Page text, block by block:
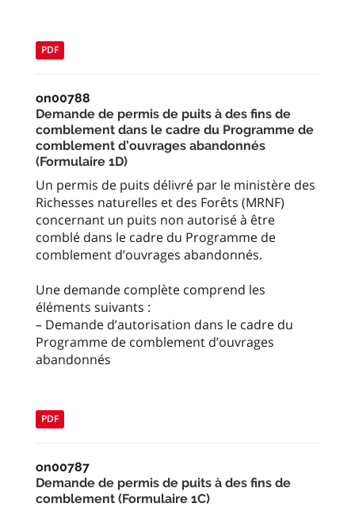
PDF
on00788
Demande de permis de puits à des fins de
comblement dans le cadre du Programme de
comblement d’ouvrages abandonnés
(Formulaire 1D)
Un permis de puits délivré par le ministère des
Richesses naturelles et des Forêts (MRNF)
concernant un puits non autorisé à être
comblé dans le cadre du Programme de
comblement d’ouvrages abandonnés.
Une demande complète comprend les
éléments suivants :
– Demande d’autorisation dans le cadre du
Programme de comblement d’ouvrages
abandonnés
PDF
on00787
Demande de permis de puits à des fins de
comblement (Formulaire 1C)